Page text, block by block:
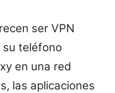
ser VPN
teléfono
en una red
las aplicaciones